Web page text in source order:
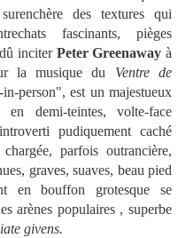
des textures qui
fascinants, pièges
inciter Peter Greenaway à
la musique du Ventre de
person", est un majestueux
demi-teintes, volte-face
pudiquement caché
parfois outrancière,
graves, suaves, beau pied
bouffon grotesque se
arènes populaires , superbe
givens.